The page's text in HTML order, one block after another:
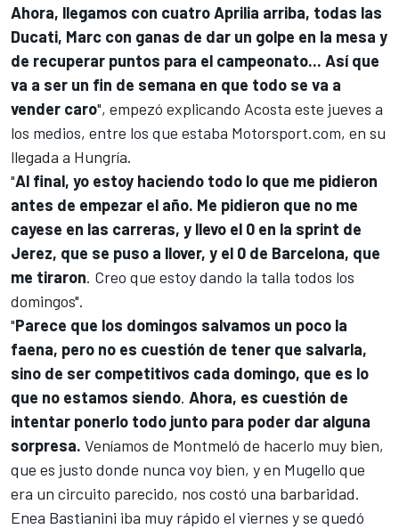
Ahora, llegamos con cuatro Aprilia arriba, todas las
Ducati, Marc con ganas de dar un golpe en la mesa y
de recuperar puntos para el campeonato... Así que
va a ser un fin de semana en que todo se va a
vender caro", empezó explicando Acosta este jueves a
los medios, entre los que estaba Motorsport.com, en su
llegada a Hungría.
"Al final, yo estoy haciendo todo lo que me pidieron
antes de empezar el año. Me pidieron que no me
cayese en las carreras, y llevo el 0 en la sprint de
Jerez, que se puso a llover, y el 0 de Barcelona, que
me tiraron. Creo que estoy dando la talla todos los
domingos".
"Parece que los domingos salvamos un poco la
faena, pero no es cuestión de tener que salvarla,
sino de ser competitivos cada domingo, que es lo
que no estamos siendo. Ahora, es cuestión de
intentar ponerlo todo junto para poder dar alguna
sorpresa. Veníamos de Montmeló de hacerlo muy bien,
que es justo donde nunca voy bien, y en Mugello que
era un circuito parecido, nos costó una barbaridad.
Enea Bastianini iba muy rápido el viernes y se quedó